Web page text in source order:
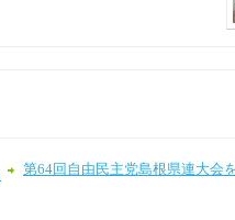
第64回自由民主党島根県連大会